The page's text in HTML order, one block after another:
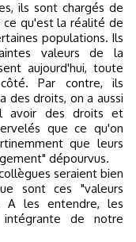
ils sont chargés de
qu'est la réalité de
populations. Ils
valeurs de la
aujourd'hui, toute
Par contre, ils
des droits, on a aussi
avoir des droits et
que ce qu'on
que leurs
dépourvus.
seraient bien
sont ces "valeurs
A les entendre, les
intégrante de notre